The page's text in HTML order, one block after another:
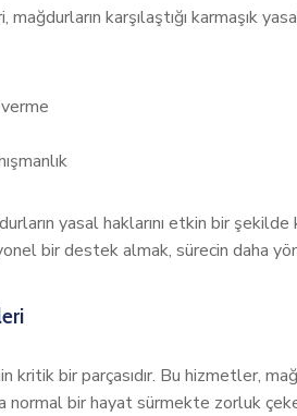
mağdurların karşılaştığı
yasal haklarını etkin bir
bir destek almak, sürecin daha
kritik bir parçasıdır. Bu hizmetler,
normal bir hayat sürmekte zorluk